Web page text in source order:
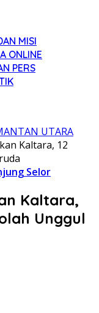
MISI
ONLINE
PERS
UTARA
Kaltara, 12
Selor
Kaltara,
Unggul